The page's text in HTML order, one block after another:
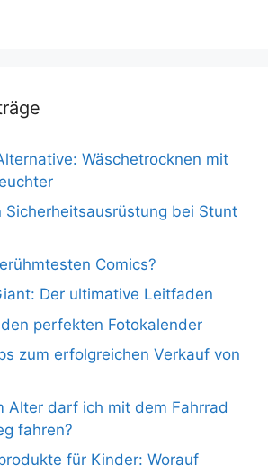
Wäschetrocknen mit
Sicherheitsausrüstung bei Stunt
Comics?
Der ultimative Leitfaden
perfekten Fotokalender
zum erfolgreichen Verkauf von
Alter darf ich mit dem Fahrrad
fahren?
für Kinder: Worauf